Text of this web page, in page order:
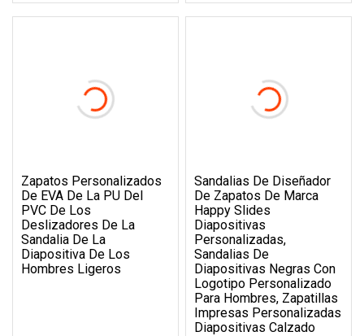
Zapatos Personalizados
De EVA De La PU Del
PVC De Los
Deslizadores De La
Sandalia De La
Diapositiva De Los
Hombres Ligeros
Sandalias De Diseñador
De Zapatos De Marca
Happy Slides
Diapositivas
Personalizadas,
Sandalias De
Diapositivas Negras Con
Logotipo Personalizado
Para Hombres, Zapatillas
Impresas Personalizadas
Diapositivas Calzado